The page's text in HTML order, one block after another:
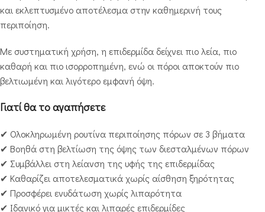
και εκλεπτυσμένο αποτέλεσμα στην καθημερινή τους
περιποίηση.
Με συστηματική χρήση, η επιδερμίδα δείχνει πιο λεία, πιο
καθαρή και πιο ισορροπημένη, ενώ οι πόροι αποκτούν πιο
βελτιωμένη και λιγότερο εμφανή όψη.
Γιατί θα το αγαπήσετε
✔ Ολοκληρωμένη ρουτίνα περιποίησης πόρων σε 3 βήματα
✔ Βοηθά στη βελτίωση της όψης των διεσταλμένων πόρων
✔ Συμβάλλει στη λείανση της υφής της επιδερμίδας
✔ Καθαρίζει αποτελεσματικά χωρίς αίσθηση ξηρότητας
✔ Προσφέρει ενυδάτωση χωρίς λιπαρότητα
✔ Ιδανικό για μικτές και λιπαρές επιδερμίδες